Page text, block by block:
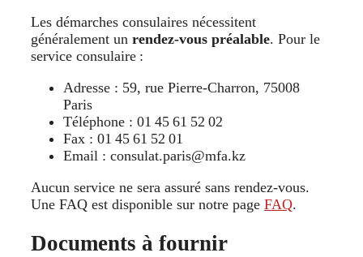
Les démarches consulaires nécessitent
généralement un rendez-vous préalable. Pour le
service consulaire :
Adresse : 59, rue Pierre‑Charron, 75008
Paris
Téléphone : 01 45 61 52 02
Fax : 01 45 61 52 01
Email : consulat.paris@mfa.kz
Aucun service ne sera assuré sans rendez-vous.
Une FAQ est disponible sur notre page FAQ.
Documents à fournir